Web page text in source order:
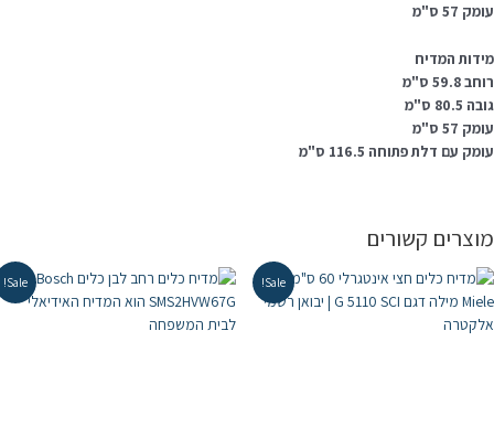
57 ס"מ
המדיח
59.8 ס"מ
80.5 ס"מ
57 ס"מ
עם דלת פתוחה 116.5 ס"מ
קשורים
Sale!
Sale!